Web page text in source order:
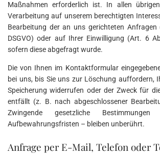
Maßnahmen erforderlich ist. In allen
Verarbeitung auf unserem berechtigten
Bearbeitung der an uns gerichteten
DSGVO) oder auf Ihrer Einwilligung (Art. 6
sofern diese abgefragt wurde.
Die von Ihnen im Kontaktformular
bei uns, bis Sie uns zur Löschung auffordern,
Speicherung widerrufen oder der Zweck für
entfällt (z. B. nach abgeschlossener
Zwingende gesetzliche
Aufbewahrungsfristen – bleiben unberührt.
Anfrage per E-Mail, Telefon oder